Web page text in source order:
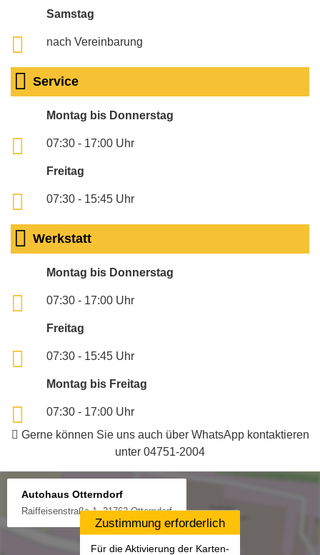
Samstag
nach Vereinbarung
Service
Montag bis Donnerstag
07:30 - 17:00 Uhr
Freitag
07:30 - 15:45 Uhr
Werkstatt
Montag bis Donnerstag
07:30 - 17:00 Uhr
Freitag
07:30 - 15:45 Uhr
Montag bis Freitag
07:30 - 17:00 Uhr
Gerne können Sie uns auch über WhatsApp kontaktieren
unter 04751-2004
Autohaus Otterndorf
Raiffeisenstraße 1, 21762 Otterndorf
Zustimmung erforderlich
Für die Aktivierung der Karten-